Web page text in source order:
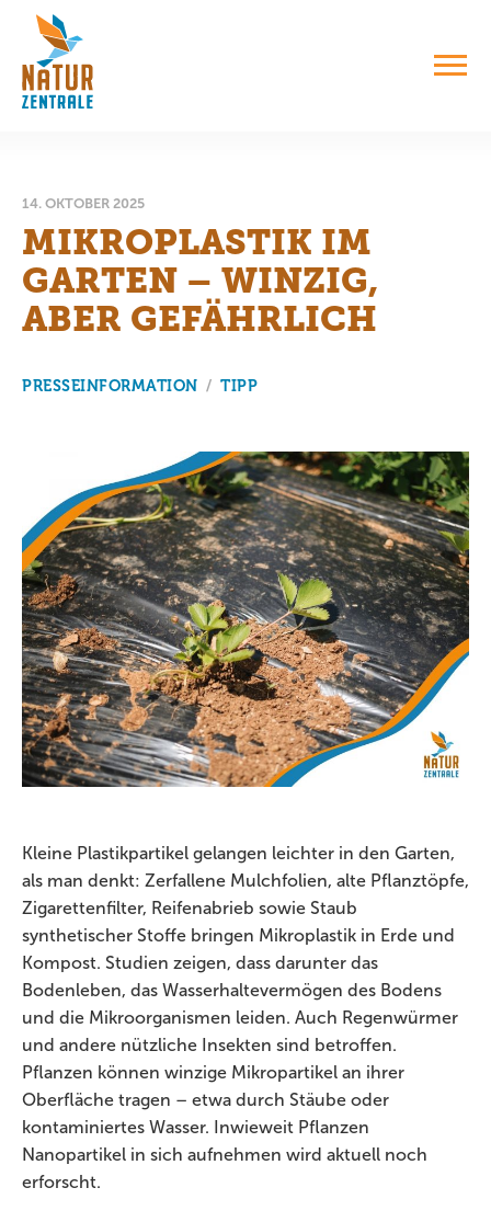
14. OKTOBER 2025
MIKROPLASTIK IM
GARTEN – WINZIG,
ABER GEFÄHRLICH
PRESSEINFORMATION / TIPP
Kleine Plastikpartikel gelangen leichter in den Garten,
als man denkt: Zerfallene Mulchfolien, alte Pflanztöpfe,
Zigarettenfilter, Reifenabrieb sowie Staub
synthetischer Stoffe bringen Mikroplastik in Erde und
Kompost. Studien zeigen, dass darunter das
Bodenleben, das Wasserhaltevermögen des Bodens
und die Mikroorganismen leiden. Auch Regenwürmer
und andere nützliche Insekten sind betroffen.
Pflanzen können winzige Mikropartikel an ihrer
Oberfläche tragen – etwa durch Stäube oder
kontaminiertes Wasser. Inwieweit Pflanzen
Nanopartikel in sich aufnehmen wird aktuell noch
erforscht.